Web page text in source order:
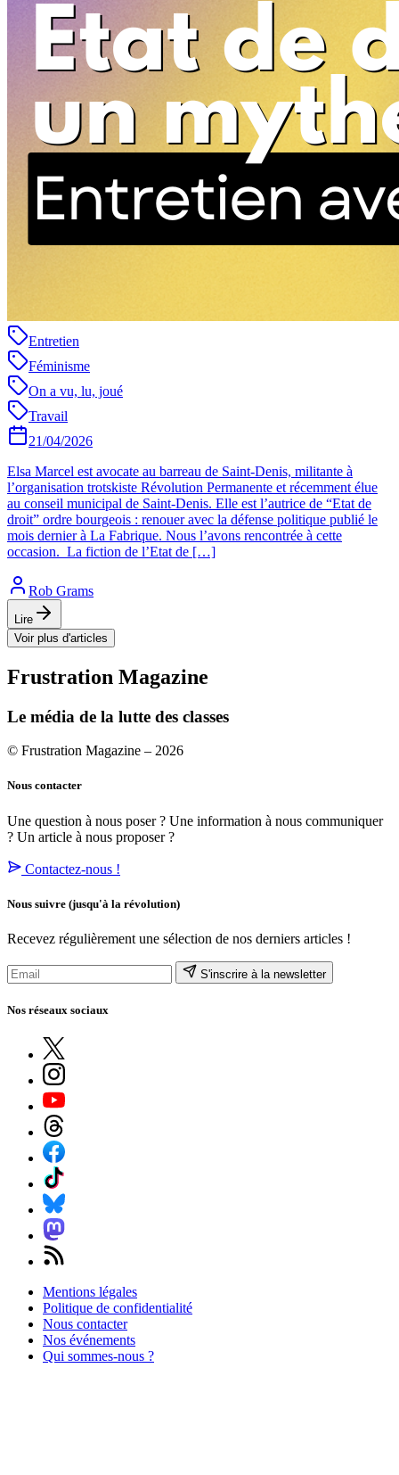
Entretien
Féminisme
On a vu, lu, joué
Travail
21/04/2026
Elsa Marcel est avocate au barreau de Saint-Denis, militante à
l’organisation trotskiste Révolution Permanente et récemment élue
au conseil municipal de Saint-Denis. Elle est l’autrice de “Etat de
droit” ordre bourgeois : renouer avec la défense politique publié le
mois dernier à La Fabrique. Nous l’avons rencontrée à cette
occasion. La fiction de l’Etat de […]
Rob Grams
Lire
Voir plus d'articles
Frustration Magazine
Le média de la lutte des classes
© Frustration Magazine – 2026
Nous contacter
Une question à nous poser ? Une information à nous communiquer
? Un article à nous proposer ?
Contactez-nous !
Nous suivre (jusqu'à la révolution)
Recevez régulièrement une sélection de nos derniers articles !
S'inscrire à la newsletter
Nos réseaux sociaux
Mentions légales
Politique de confidentialité
Nous contacter
Nos événements
Qui sommes-nous ?